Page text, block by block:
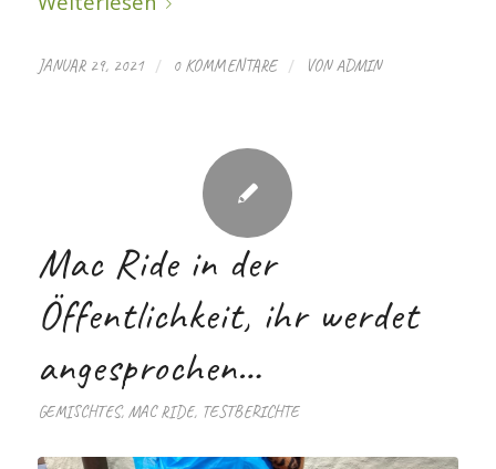
JANUAR 29, 2021 / 0 KOMMENTARE / VONADMIN
Mac Ride in der
Öffentlichkeit, ihr werdet
angesprochen…
GEMISCHTES, MAC RIDE, TESTBERICHTE